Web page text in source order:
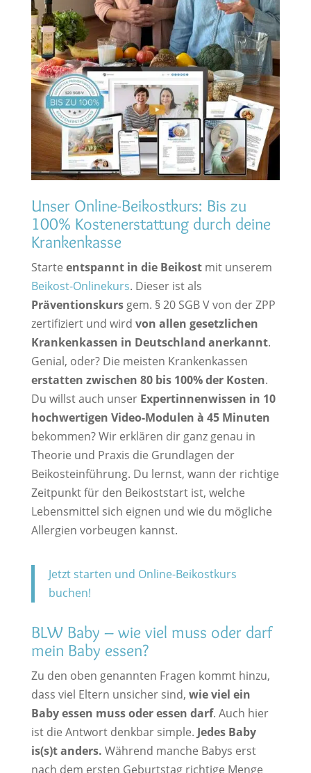
Unser Online-Beikostkurs: Bis zu
100% Kostenerstattung durch deine
Krankenkasse
Starte entspannt in die Beikostmit unserem
Beikost-Onlinekurs. Dieser ist als
Präventionskursgem. § 20 SGB V von der ZPP
zertifiziert und wird von allen gesetzlichen
Krankenkassen in Deutschland anerkannt.
Genial, oder? Die meisten Krankenkassen
erstatten zwischen 80 bis 100% der Kosten.
Du willst auch unser Expertinnenwissen in 10
hochwertigen Video-Modulen à 45 Minuten
bekommen? Wir erklären dir ganz genau in
Theorie und Praxis die Grundlagen der
Beikosteinführung. Du lernst, wann der richtige
Zeitpunkt für den Beikoststart ist, welche
Lebensmittel sich eignen und wie du mögliche
Allergien vorbeugen kannst.
Jetzt starten und Online-Beikostkurs
buchen!
BLW Baby – wie viel muss oder darf
mein Baby essen?
Zu den oben genannten Fragen kommt hinzu,
dass viel Eltern unsicher sind, wie viel ein
Baby essen muss oder essen darf. Auch hier
ist die Antwort denkbar simple. Jedes Baby
is(s)t anders. Während manche Babys erst
nach dem ersten Geburtstag richtige Menge